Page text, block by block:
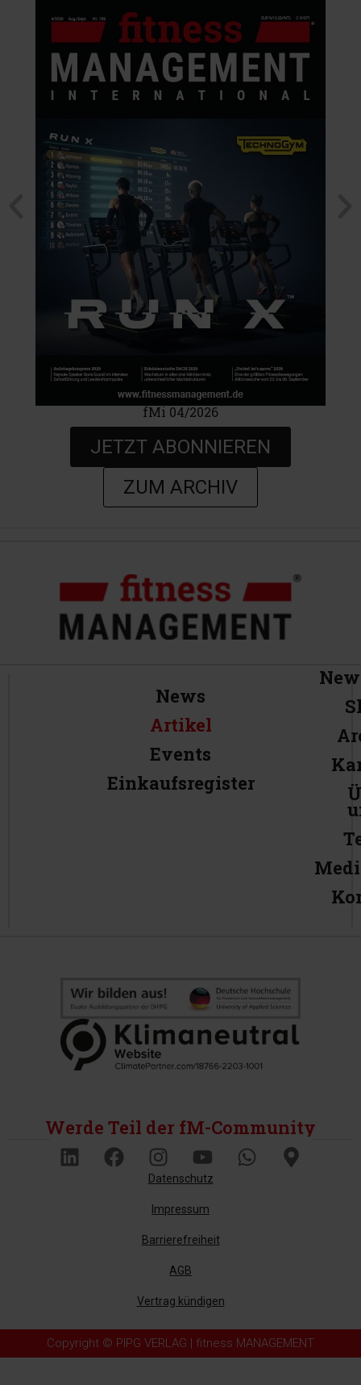
fMi 04/2026
JETZT ABONNIEREN
ZUM ARCHIV
News
Artikel
Events
Einkaufsregister
Werde Teil der fM-Community
Datenschutz
Impressum
Barrierefreiheit
AGB
Vertrag kündigen
Copyright © PIPG VERLAG | fitness MANAGEMENT